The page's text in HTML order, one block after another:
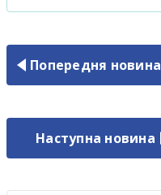
Попередня новина
Наступна новина